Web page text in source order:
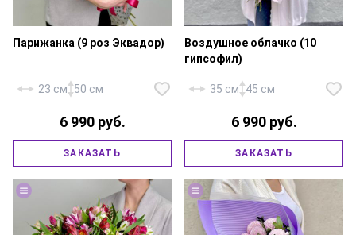
Роза «Эквадор Эксплорер» — 9
шт., эвкалипт, фирменная
Парижанка (9 роз Эквадор)
23 см 50 см
6 990 руб.
ЗАКАЗАТЬ
Гипсофила — 10 шт., игрушка
«Зайка» — 1 шт., фирменная
Воздушное облачко (10
гипсофил)
35 см 45 см
6 990 руб.
ЗАКАЗАТЬ